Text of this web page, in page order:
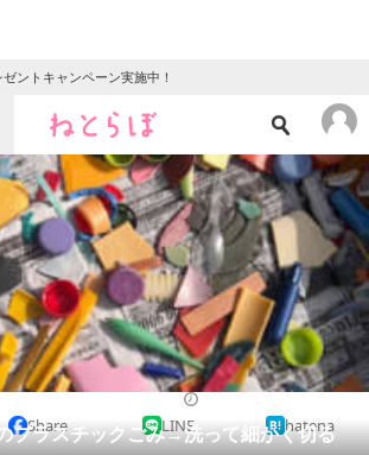
ントキャンペーン実施中！
ニュース
クイズ
教育・育児
リサーチ
プラスチックごみ→洗って細かく切る
Share LINE hatena